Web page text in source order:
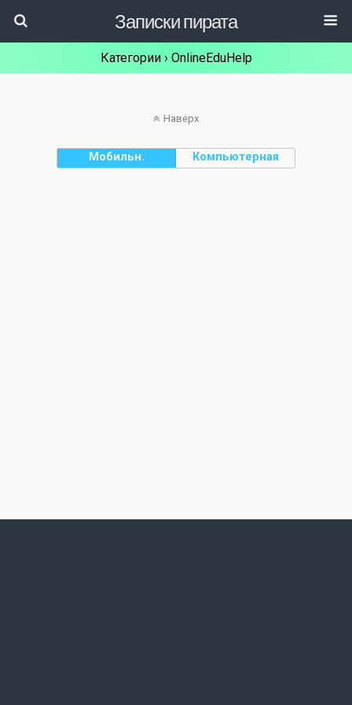
Записки пирата
Категории › OnlineEduHelp
Наверх
Мобильн. Компьютерная